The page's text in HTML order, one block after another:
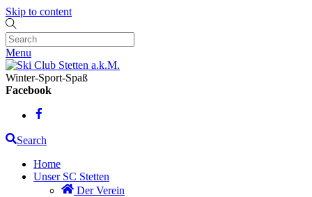
Skip to content
Menu
Winter-Sport-Spaß
Facebook
Search
Home
Unser SC Stetten
Der Verein